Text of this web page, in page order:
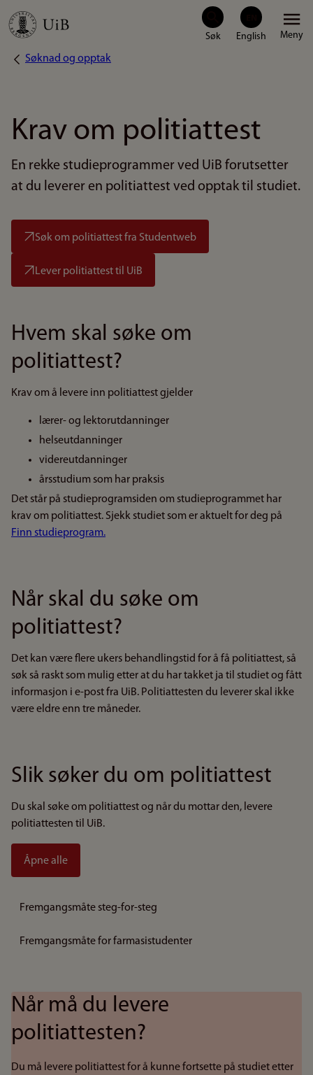
Hopp
hovedinnhold
Meny
Navigasjonssti
Søknad og opptak
Krav om politiattest
En rekke studieprogrammer ved UiB forutsetter
at du leverer en politiattest ved opptak til studiet.
Søk om politiattest fra Studentweb
Lever politiattest til UiB
Hvem skal søke om
politiattest?
Krav om å levere inn politiattest gjelder
lærer- og lektorutdanninger
helseutdanninger
videreutdanninger
årsstudium som har praksis
Det står på studieprogramsiden om studieprogrammet har
krav om politiattest. Sjekk studiet som er aktuelt for deg på
Finn studieprogram.
Når skal du søke om
politiattest?
Det kan være flere ukers behandlingstid for å få politiattest, så
søk så raskt som mulig etter at du har takket ja til studiet og fått
informasjon i e-post fra UiB. Politiattesten du leverer skal ikke
være eldre enn tre måneder.
Slik søker du om politiattest
Du skal søke om politiattest og når du mottar den, levere
politiattesten til UiB.
Åpne alle
Fremgangsmåte steg-for-steg
Fremgangsmåte for farmasistudenter
Når må du levere
politiattesten?
Du må levere politiattest for å kunne fortsette på studiet etter